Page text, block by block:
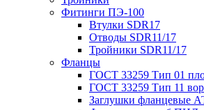
Фитинги ПЭ-100
Втулки SDR17
Отводы SDR11/17
Тройники SDR11/17
Фланцы
ГОСТ 33259 Тип 01
ГОСТ 33259 Тип 11
Заглушки фланцевые